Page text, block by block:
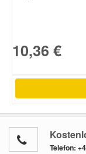
10,36 €
Telefon: